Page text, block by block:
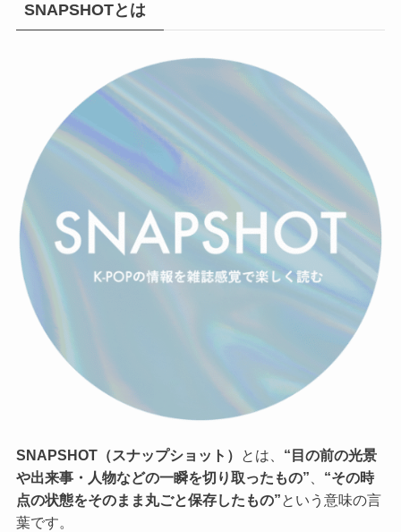
SNAPSHOTとは
SNAPSHOT（スナップショット） とは、 “目の前の光景
や出来事・人物などの一瞬を切り取ったもの”
“その時
点の状態をそのまま丸ごと保存したもの”という意味の言
葉です。